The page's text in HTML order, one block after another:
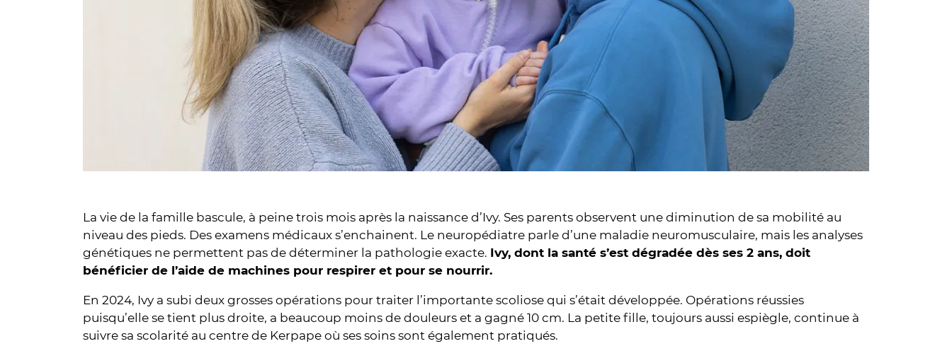
La vie de la famille bascule, à peine trois mois après la naissance d’Ivy. Ses parents observent une diminution de sa mobilité au
niveau des pieds. Des examens médicaux s’enchainent. Le neuropédiatre parle d’une maladie neuromusculaire, mais les analyses
génétiques ne permettent pas de déterminer la pathologie exacte. Ivy, dont la santé s’est dégradée dès ses 2 ans, doit
bénéficier de l’aide de machines pour respirer et pour se nourrir.
En 2024, Ivy a subi deux grosses opérations pour traiter l’importante scoliose qui s’était développée. Opérations réussies
puisqu’elle se tient plus droite, a beaucoup moins de douleurs et a gagné 10 cm. La petite fille, toujours aussi espiègle, continue à
suivre sa scolarité au centre de Kerpape où ses soins sont également pratiqués.